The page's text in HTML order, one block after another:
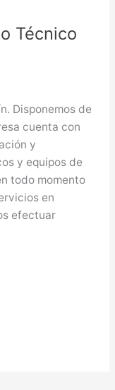
Técnico
Disponemos de
cuenta con
y
y equipos de
todo momento
en
efectuar